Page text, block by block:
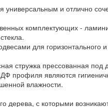
универсальным и отлично
комплектующих -
для горизонтального
стружка прессованная
профиля являются
влажности.
дерева, с которыми